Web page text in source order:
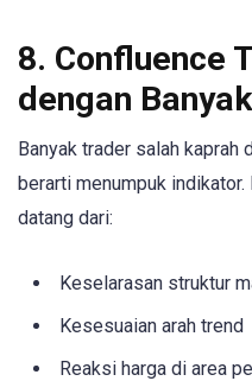
8. Confluence
dengan
Banyak trader salah kaprah
berarti menumpuk
datang dari:
Keselarasan struktur
Kesesuaian arah trend
Reaksi harga di area